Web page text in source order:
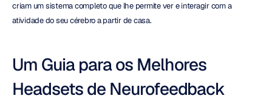
criam um sistema completo que lhe permite ver e interagir com a
atividade do seu cérebro a partir de casa.
Um Guia para os Melhores
Headsets de Neurofeedback